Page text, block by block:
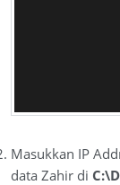
Masukkan IP
data Zahir di